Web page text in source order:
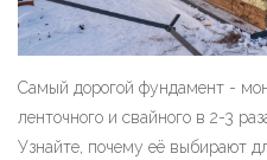
Самый дорогой фундамент -
ленточного и свайного в 2-3
Узнайте, почему её выбирают